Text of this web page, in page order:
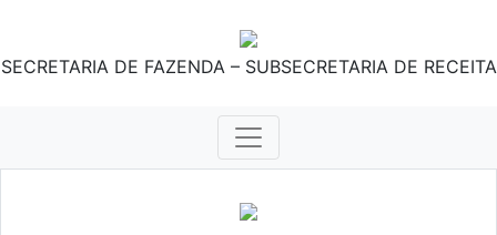
SECRETARIA DE FAZENDA – SUBSECRETARIA DE RECEITA